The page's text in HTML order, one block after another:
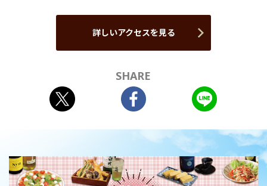
詳しいアクセスを見る
SHARE